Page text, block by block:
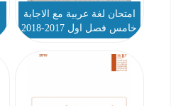
امتحان لغة عربية مع الاجابة
خامس فصل اول 2017-2018